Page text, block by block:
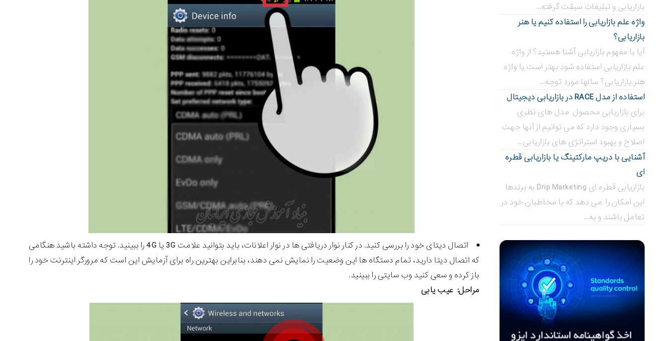
اتصال دیتای خود را بررسی کنید. در کنار نوار دریافتی ها در نوار اعلانات، باید بتوانید علامت 3G یا 4G را ببینید. توجه داشته باشید هنگامی
که اتصال دیتا دارید، تمام دستگاه ها این وضعیت را نمایش نمی دهند، بنابراین بهترین راه برای آزمایش این است که مرورگر اینترنت خود را
باز کرده و سعی کنید وب سایتی را ببینید.
مراحل: عیب یابی
بازاریابی و تبلیغات سبقت گرفته...
واژه علم بازاریابی را استفاده کنیم یا هنر
بازاریابی؟
آیا با مفهوم بازاریابی آشنا هستید؟ از واژه
علم بازاریابی استفاده شود بهتر است یا واژه
هنر بازاریابی؟ سالها مورد توجه...
استفاده از مدل RACE در بازاریابی دیجیتال
برای بازاریابی محصول مدل های نظری
بسیاری وجود دارد که می توانیم از آنها جهت
اصلاح و بهبود استراتژی های بازاریابی...
آشنایی با دریپ مارکتینگ یا بازاریابی قطره
ای
بازاریابی قطره ای Drip Marketing به برندها
این امکان را می دهد که با مخاطبان خود در
تعامل باشند و به...